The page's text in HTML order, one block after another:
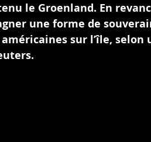
le Groenland. En
une forme de
sur l’île,